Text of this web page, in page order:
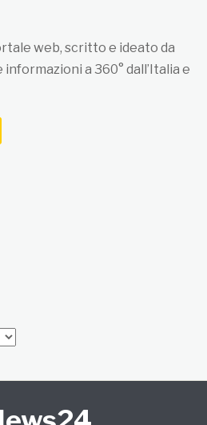
web, scritto e ideato da
a 360° dall’Italia e